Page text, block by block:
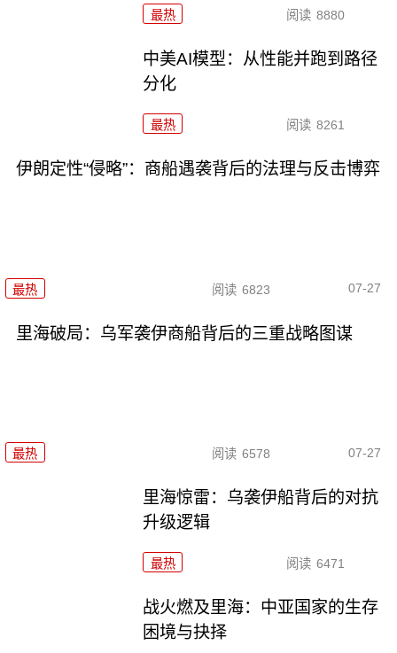
最热 阅读 8880
中美AI模型：从性能并跑到路径
分化
最热 阅读 8261
伊朗定性“侵略”：商船遇袭背后的法理与反击博弈
最热 阅读 6823 07-27
里海破局：乌军袭伊商船背后的三重战略图谋
最热 阅读 6578 07-27
里海惊雷：乌袭伊船背后的对抗
升级逻辑
最热 阅读 6471
战火燃及里海：中亚国家的生存
困境与抉择